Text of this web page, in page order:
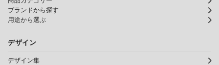
ブランドから探す
用途から選ぶ
デザイン
デザイン集